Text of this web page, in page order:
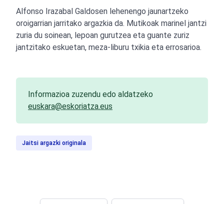
Alfonso Irazabal Galdosen lehenengo jaunartzeko
oroigarrian jarritako argazkia da. Mutikoak marinel jantzi
zuria du soinean, lepoan gurutzea eta guante zuriz
jantzitako eskuetan, meza-liburu txikia eta errosarioa.
Informazioa zuzendu edo aldatzeko
euskara@eskoriatza.eus
Jaitsi argazki originala